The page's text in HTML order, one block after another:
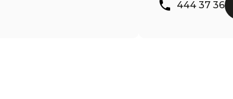
444 37 36